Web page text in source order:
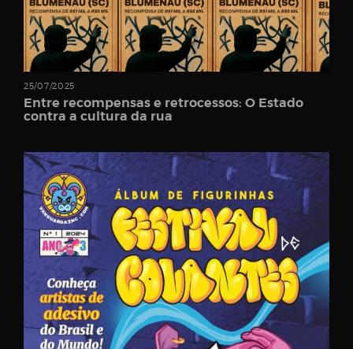
Password
Remember
Register
25/07/2025
Entre recompensas e retrocessos: O Estado
contra a cultura da rua